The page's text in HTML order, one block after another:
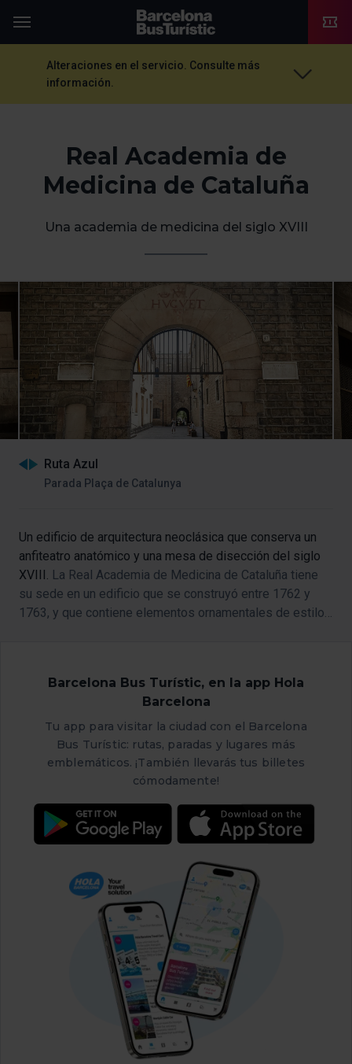
TMB-OCI
Alteraciones en el servicio. Consulte más
información.
Real Academia de
Medicina de Cataluña
Una academia de medicina del siglo XVIII
Ruta Azul
Parada Plaça de Catalunya
Un edificio de arquitectura neoclásica que conserva un
anfiteatro anatómico y una mesa de disección del siglo
XVIII. La Real Academia de Medicina de Cataluña tiene
su sede en un edificio que se construyó entre 1762 y
1763, y que contiene elementos ornamentales de estilo
Barcelona Bus Turístic, en la app Hola
Barcelona
Tu app para visitar la ciudad con el Barcelona
Bus Turístic: rutas, paradas y lugares más
emblemáticos. ¡También llevarás tus billetes
cómodamente!